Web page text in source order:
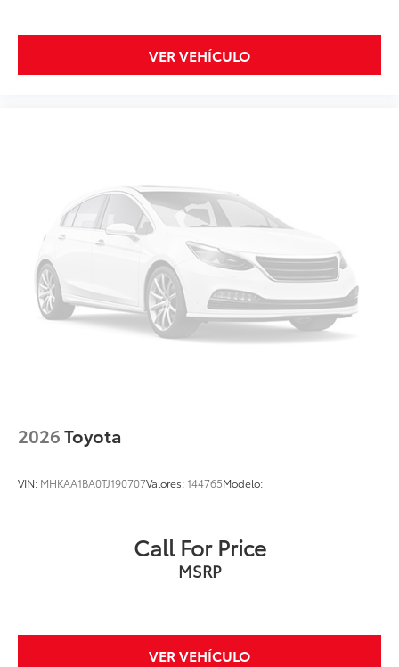
VER VEHÍCULO
2026Toyota
VIN: MHKAA1BA0TJ190707Valores:144765Modelo:
Call For Price
MSRP
VER VEHÍCULO